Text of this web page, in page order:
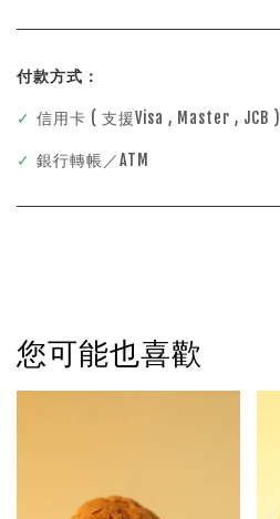
付款方式：
✓ 信用卡 ( 支援Visa , Master , JCB )
✓ 銀行轉帳／ATM
您可能也喜歡